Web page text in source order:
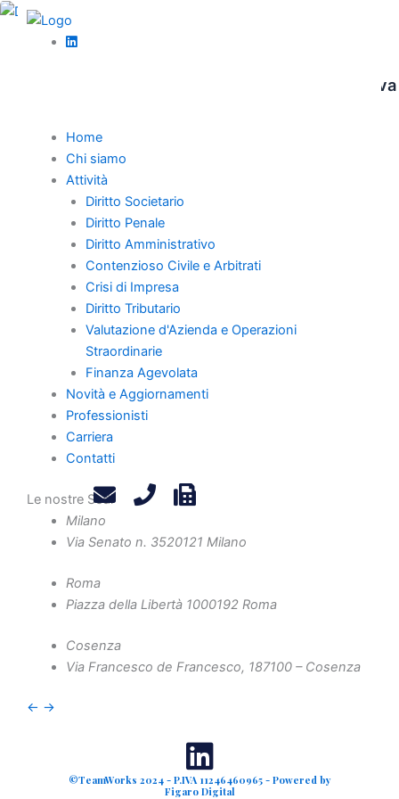
Vai
Home
Chi siamo
Attività
Diritto Societario
Diritto Penale
Diritto Amministrativo
Contenzioso Civile e Arbitrati
Crisi di Impresa
Diritto Tributario
Valutazione d'Azienda e Operazioni
Straordinarie
Finanza Agevolata
Novità e Aggiornamenti
Professionisti
Carriera
Contatti
Le nostre Sedi
Milano
Via Senato n. 3520121 Milano
Roma
Piazza della Libertà 1000192 Roma
Cosenza
Via Francesco de Francesco, 187100 – Cosenza
← →
Il divieto di ammissione di ‘nuovi’ mezzi di prova
La Cassazione ribadisce il divieto di nuovi mezzi di prova in
appello, salvo cause non imputabili, e censura l’ammissione
tardiva in violazione dell’art. 345 co. 3 c.p.c.
Home
Chi Siamo
Professionisti
Novità e Aggiornamenti
Carriera
Contatti
Privacy Policy
Attività
Diritto Societario
Diritto Tributario
Contenzioso Civile e Arbitrati
Valutazione d'Azienda e Operazioni Straordinarie
©TeamWorks 2024 - P.IVA 11246460965 - Powered by
Figaro Digital